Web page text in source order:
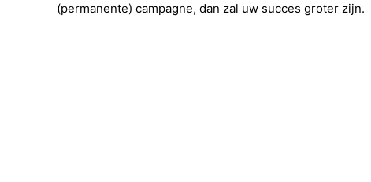
(permanente) campagne, dan zal uw succes groter zijn.